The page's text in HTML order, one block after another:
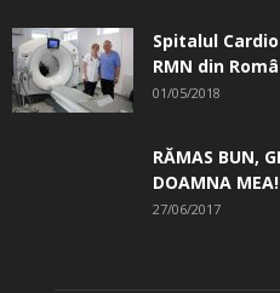
Spitalul
RMN din
01/05/2018
RĂMAS BUN,
DOAMNA MEA!
27/06/2017